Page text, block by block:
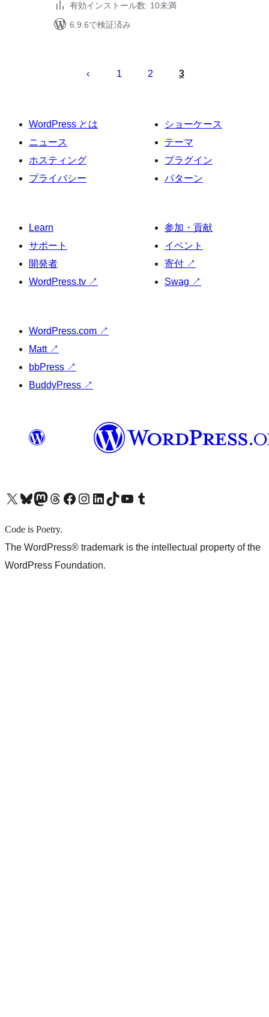
有効インストール数: 10未満
6.9.6で検証済み
ー
ジ
送
り
1 2 3
WordPress とは
ニュース
ホスティング
プライバシー
ショーケース
テーマ
プラグイン
パターン
Learn
サポート
開発者
WordPress.tv ↗
参加・貢献
イベント
寄付 ↗
Swag ↗
WordPress.com ↗
Matt ↗
bbPress ↗
BuddyPress ↗
X (旧 Twitter) アカウントへBluesky アカウントへMastodon アカウントへThreads アカウントへ Facebook ページへInstagram アカウントへ LinkedIn アカウントへTikTok アカウントへYouTube チャンネルへ Tumblr アカウントへ
Code is Poetry.
The WordPress® trademark is the intellectual property of the
WordPress Foundation.